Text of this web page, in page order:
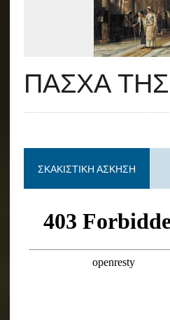
ΠΑΣΧΑ
ΣΚΑΚΙΣΤΙΚΉ ΆΣΚΗΣΗ